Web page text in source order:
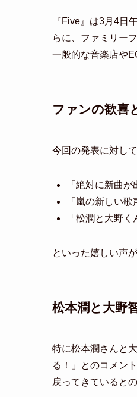
『Five』は3月4日
らに、ファミリー
一般的な音楽店や
ファンの歓喜
今回の発表に対し
「絶対に新曲が
「嵐の新しい
「松潤と大野く
といった嬉しい声
松本潤と大野
特に松本潤さんと
る！」とのコメン
戻ってきていると